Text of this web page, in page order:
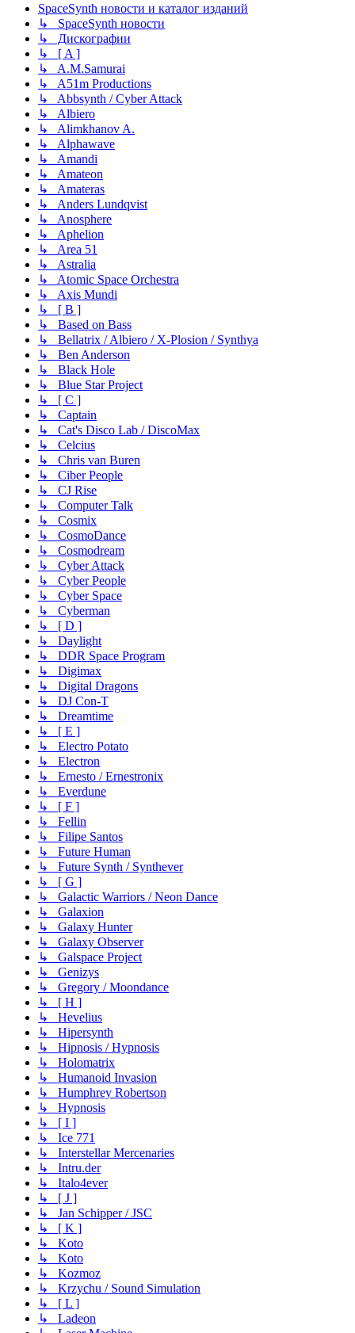
SpaceSynth новости и каталог изданий
↳ SpaceSynth новости
↳ Дискографии
↳ [ A ]
↳ A.M.Samurai
↳ A51m Productions
↳ Abbsynth / Cyber Attack
↳ Albiero
↳ Alimkhanov A.
↳ Alphawave
↳ Amandi
↳ Amateon
↳ Amateras
↳ Anders Lundqvist
↳ Anosphere
↳ Aphelion
↳ Area 51
↳ Astralia
↳ Atomic Space Orchestra
↳ Axis Mundi
↳ [ B ]
↳ Based on Bass
↳ Bellatrix / Albiero / X-Plosion / Synthya
↳ Ben Anderson
↳ Black Hole
↳ Blue Star Project
↳ [ C ]
↳ Captain
↳ Cat's Disco Lab / DiscoMax
↳ Celcius
↳ Chris van Buren
↳ Ciber People
↳ CJ Rise
↳ Computer Talk
↳ Cosmix
↳ CosmoDance
↳ Cosmodream
↳ Cyber Attack
↳ Cyber People
↳ Cyber Space
↳ Cyberman
↳ [ D ]
↳ Daylight
↳ DDR Space Program
↳ Digimax
↳ Digital Dragons
↳ DJ Con-T
↳ Dreamtime
↳ [ E ]
↳ Electro Potato
↳ Electron
↳ Ernesto / Ernestronix
↳ Everdune
↳ [ F ]
↳ Fellin
↳ Filipe Santos
↳ Future Human
↳ Future Synth / Synthever
↳ [ G ]
↳ Galactic Warriors / Neon Dance
↳ Galaxion
↳ Galaxy Hunter
↳ Galaxy Observer
↳ Galspace Project
↳ Genizys
↳ Gregory / Moondance
↳ [ H ]
↳ Hevelius
↳ Hipersynth
↳ Hipnosis / Hypnosis
↳ Holomatrix
↳ Humanoid Invasion
↳ Humphrey Robertson
↳ Hypnosis
↳ [ I ]
↳ Ice 771
↳ Interstellar Mercenaries
↳ Intru.der
↳ Italo4ever
↳ [ J ]
↳ Jan Schipper / JSC
↳ [ K ]
↳ Koto
↳ Koto
↳ Kozmoz
↳ Krzychu / Sound Simulation
↳ [ L ]
↳ Ladeon